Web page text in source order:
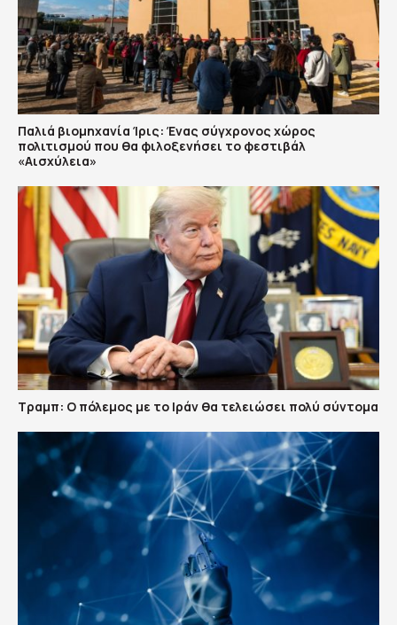
Παλιά βιομηχανία Ίρις: Ένας σύγχρονος χώρος
πολιτισμού που θα φιλοξενήσει το φεστιβάλ
«Αισχύλεια»
Τραμπ: Ο πόλεμος με το Ιράν θα τελειώσει πολύ σύντομα